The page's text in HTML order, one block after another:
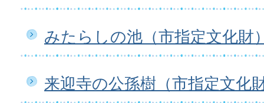
みたらしの池（市指定文化財
来迎寺の公孫樹（市指定文化